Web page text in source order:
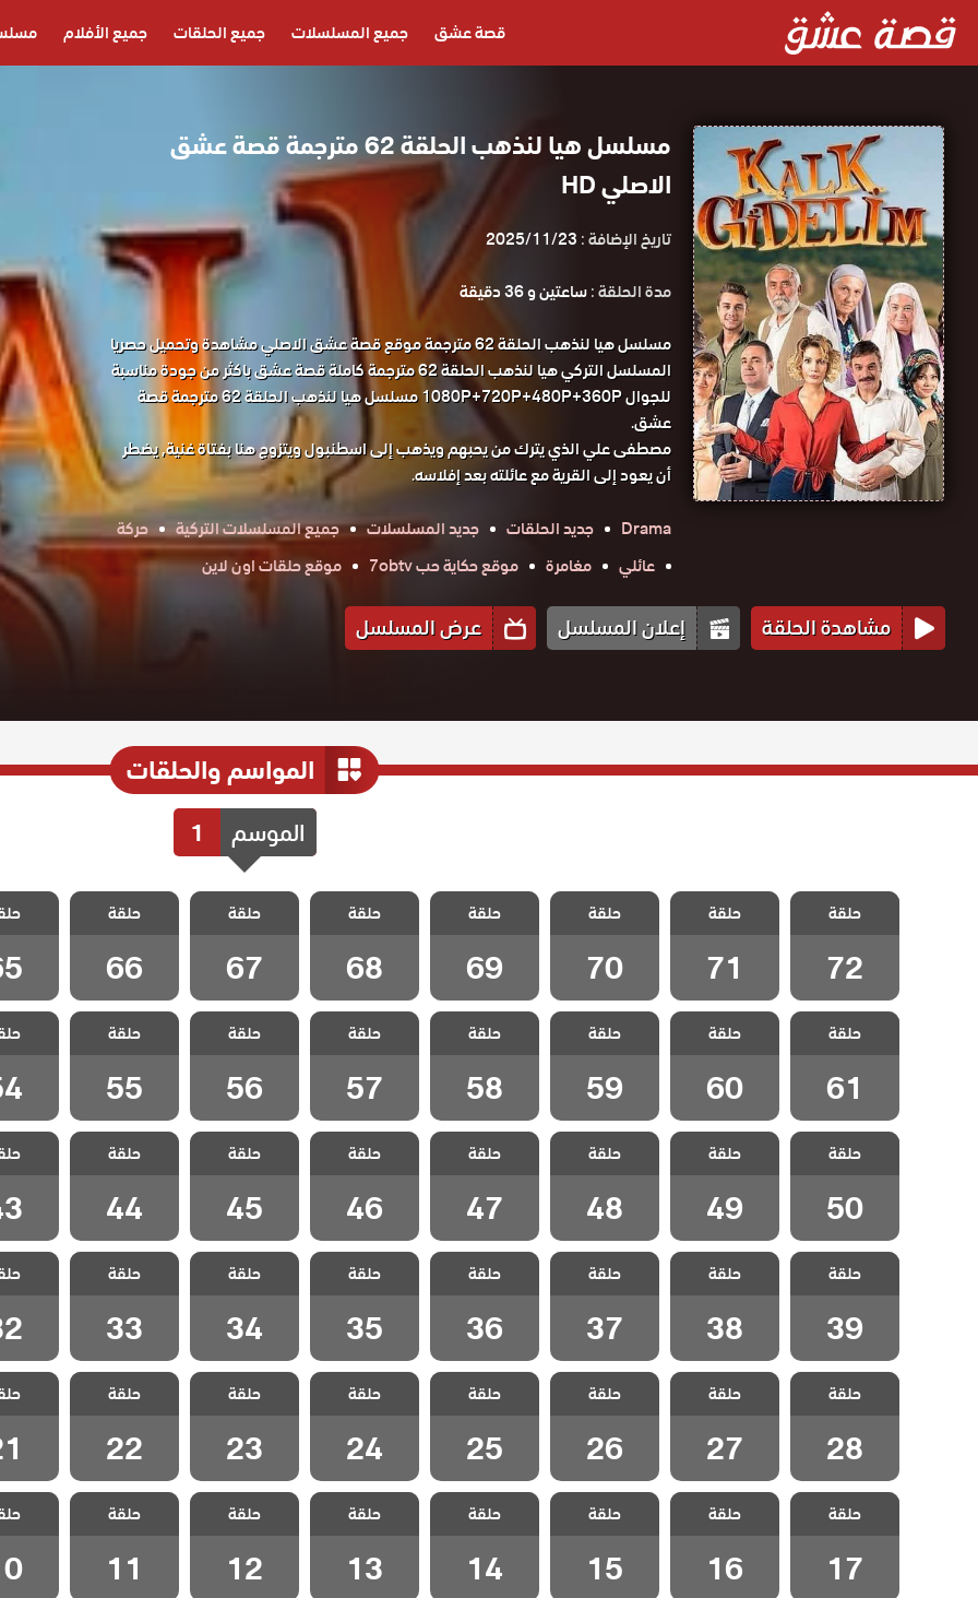
قصة عشق جميع المسلسلات جميع الحلقات جميع الأفلام
مسلسل هيا لنذهب الحلقة 62 مترجمة قصة عشق
الاصلي HD
تاريخ الإضافة :2025/11/23
مدة الحلقة :ساعتين و 36 دقيقة
مسلسل هيا لنذهب الحلقة 62 مترجمة موقع قصة عشق الاصلي مشاهدة وتحميل حصريا
المسلسل التركي هيا لنذهب الحلقة 62 مترجمة كاملة قصة عشق باكثر من جودة مناسبة
للجوال 1080P+720P+480P+360P مسلسل هيا لنذهب الحلقة 62 مترجمة قصة
عشق.
مصطفى علي الذي يترك من يحبهم ويذهب إلى اسطنبول ويتزوج هنا بفتاة غنية, يضطر
أن يعود إلى القرية مع عائلته بعد إفلاسه.
Drama
جديد الحلقات جديد المسلسلات جميع المسلسلات التركية
حركة
عائلي
مغامرة موقع حكاية حب 7obtv موقع حلقات اون لاين
مشاهدة الحلقة إعلان المسلسل عرض المسلسل
المواسم والحلقات
الموسم 1
مسلسل هيا
لنذهب الحلقة
72 والاخيرة
حلقة
72
مسلسل هيا
لنذهب الحلقة
71
حلقة
71
مسلسل هيا
لنذهب الحلقة
70
حلقة
70
مسلسل هيا
لنذهب الحلقة
69
حلقة
69
مسلسل هيا
لنذهب الحلقة
68
حلقة
68
مسلسل هيا
لنذهب الحلقة
67
حلقة
67
مسلسل هيا
لنذهب الحلقة
66
حلقة
66
لنذهب
مسلسل هيا
لنذهب الحلقة
61
حلقة
61
مسلسل هيا
لنذهب الحلقة
60
حلقة
60
مسلسل هيا
لنذهب الحلقة
59
حلقة
59
مسلسل هيا
لنذهب الحلقة
58
حلقة
58
مسلسل هيا
لنذهب الحلقة
57
حلقة
57
مسلسل هيا
لنذهب الحلقة
56
حلقة
56
مسلسل هيا
لنذهب الحلقة
55
حلقة
55
لنذهب
مسلسل هيا
لنذهب الحلقة
50
حلقة
50
مسلسل هيا
لنذهب الحلقة
49
حلقة
49
مسلسل هيا
لنذهب الحلقة
48
حلقة
48
مسلسل هيا
لنذهب الحلقة
47
حلقة
47
مسلسل هيا
لنذهب الحلقة
46
حلقة
46
مسلسل هيا
لنذهب الحلقة
45
حلقة
45
مسلسل هيا
لنذهب الحلقة
44
حلقة
44
لنذهب
مسلسل هيا
لنذهب الحلقة
39
حلقة
39
مسلسل هيا
لنذهب الحلقة
38
حلقة
38
مسلسل هيا
لنذهب الحلقة
37
حلقة
37
مسلسل هيا
لنذهب الحلقة
36
حلقة
36
مسلسل هيا
لنذهب الحلقة
35
حلقة
35
مسلسل هيا
لنذهب الحلقة
34
حلقة
34
مسلسل هيا
لنذهب الحلقة
33
حلقة
33
لنذهب
مسلسل هيا
لنذهب الحلقة
28
حلقة
28
مسلسل هيا
لنذهب الحلقة
27
حلقة
27
مسلسل هيا
لنذهب الحلقة
26
حلقة
26
مسلسل هيا
لنذهب الحلقة
25
حلقة
25
مسلسل هيا
لنذهب الحلقة
24
حلقة
24
مسلسل هيا
لنذهب الحلقة
23
حلقة
23
مسلسل هيا
لنذهب الحلقة
22
حلقة
22
لنذهب
مسلسل هيا
لنذهب الحلقة
17
حلقة
17
مسلسل هيا
لنذهب الحلقة
16
حلقة
16
مسلسل هيا
لنذهب الحلقة
15
حلقة
15
مسلسل هيا
لنذهب الحلقة
14
حلقة
14
مسلسل هيا
لنذهب الحلقة
13
حلقة
13
مسلسل هيا
لنذهب الحلقة
12
حلقة
12
مسلسل هيا
لنذهب الحلقة
11
حلقة
11
لنذهب